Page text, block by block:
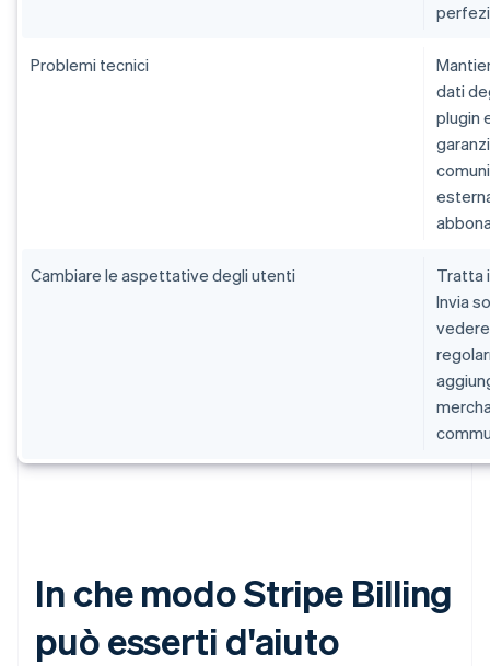
Problemi tecnici
dati
plugin
Cambiare le aspettative degli utenti
Tratta
Invia
In che modo Stripe Billing
può esserti d'aiuto